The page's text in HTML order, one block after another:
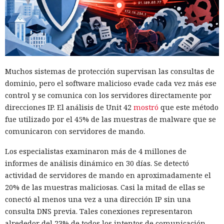
números, cuentas, grabaciones de llamadas y comunicar de
inmediato la información a la policía local.
fácil: hackers africanos usan IA
para enviar correos masivos
Las pérdidas financieras crecen más rápido que la
capacidad de las fuerzas del orden
Muchos sistemas de protección supervisan las consultas de
dominio, pero el software malicioso evade cada vez más ese
control y se comunica con los servidores directamente por
direcciones IP. El análisis de Unit 42 mostró que este método
fue utilizado por el 45% de las muestras de malware que se
comunicaron con servidores de mando.
Los especialistas examinaron más de 4 millones de
informes de análisis dinámico en 30 días. Se detectó
actividad de servidores de mando en aproximadamente el
20% de las muestras maliciosas. Casi la mitad de ellas se
conectó al menos una vez a una dirección IP sin una
consulta DNS previa. Tales conexiones representaron